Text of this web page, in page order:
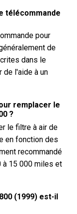
télécommande
pour
de
dans le
de l'aide à un
remplacer le
?
le filtre à air de
en fonction des
recommandé
à 15 000 miles et
(1999) est-il